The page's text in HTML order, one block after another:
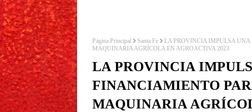
Página Principal Santa Fe
LA PROVINCIA IMPULSA
MAQUINARIA AGRÍCOLA EN AGROACTIVA 2023
LA PROVINCIA
FINANCIAMIENTO
MAQUINARIA